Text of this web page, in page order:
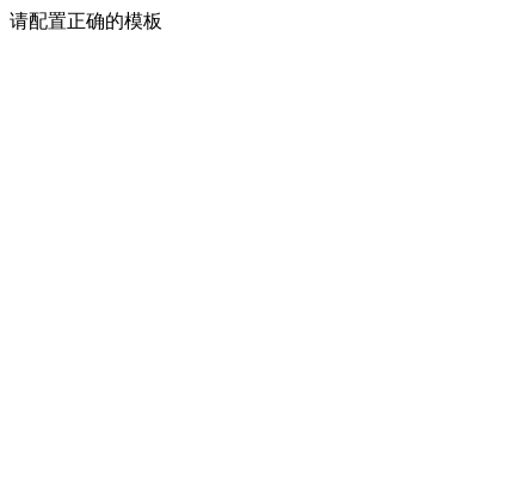
请配置正确的模板